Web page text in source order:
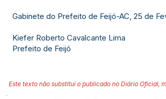
Gabinete do Prefeito de Feijó-AC, 25 de
Kiefer Roberto Cavalcante Lima
Prefeito de Feijó
Este texto não substitui o publicado no Diário Oficial,